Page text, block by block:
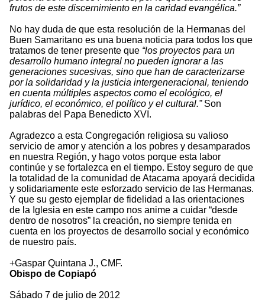
frutos de este discernimiento en la caridad evangélica.”
No hay duda de que esta resolución de la Hermanas del
Buen Samaritano es una buena noticia para todos los que
tratamos de tener presente que “los proyectos para un
desarrollo humano integral no pueden ignorar a las
generaciones sucesivas, sino que han de caracterizarse
por la solidaridad y la justicia intergeneracional, teniendo
en cuenta múltiples aspectos como el ecológico, el
jurídico, el económico, el político y el cultural.”Son
palabras del Papa Benedicto XVI.
Agradezco a esta Congregación religiosa su valioso
servicio de amor y atención a los pobres y desamparados
en nuestra Región, y hago votos porque esta labor
continúe y se fortalezca en el tiempo. Estoy seguro de que
la totalidad de la comunidad de Atacama apoyará decidida
y solidariamente este esforzado servicio de las Hermanas.
Y que su gesto ejemplar de fidelidad a las orientaciones
de la Iglesia en este campo nos anime a cuidar “desde
dentro de nosotros” la creación, no siempre tenida en
cuenta en los proyectos de desarrollo social y económico
de nuestro país.
+Gaspar Quintana J., CMF.
Obispo de Copiapó
Sábado 7 de julio de 2012